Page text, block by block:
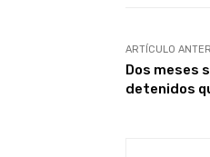
ARTÍCULO
Dos meses
detenidos